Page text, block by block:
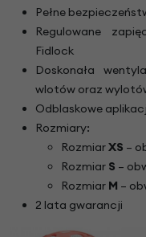
Pełne
Regulowane
Fidlock
Doskonała
wlotów oraz
Odblaskowe
Rozmiary:
RozmiarXS –
Rozmiar S –
Rozmiar M –
2 lata gwarancji